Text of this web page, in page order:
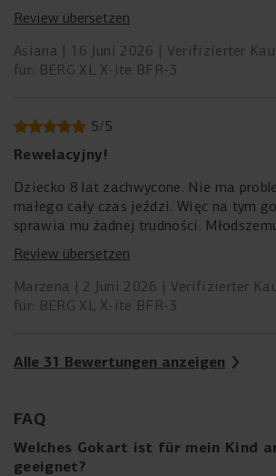
Review übersetzen
Asiana
16 Juni 2026 Verifizierter
für: BERG XL X-ite BFR-3
5/5
Rewelacyjny!
Dziecko 8 lat zachwycone. Nie ma
małego cały czas jeździ. Więc na tym
sprawia mu żadnej trudności.
Codziennie jeżdżą. Gokart prezentuje się
Review übersetzen
Marzena
2 Juni 2026 Verifizierter
für: BERG XL X-ite BFR-3
Alle 31 Bewertungen anzeigen
FAQ
Welches Gokart ist für mein Kind
geeignet?